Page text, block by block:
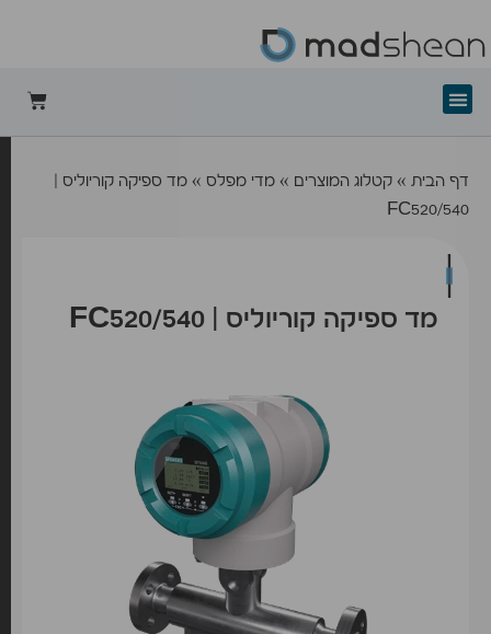
דף הבית » קטלוג המוצרים » מדי מפלס » מד ספיקה קוריוליס |
FC520/540
מד ספיקה קוריוליס | FC520/540